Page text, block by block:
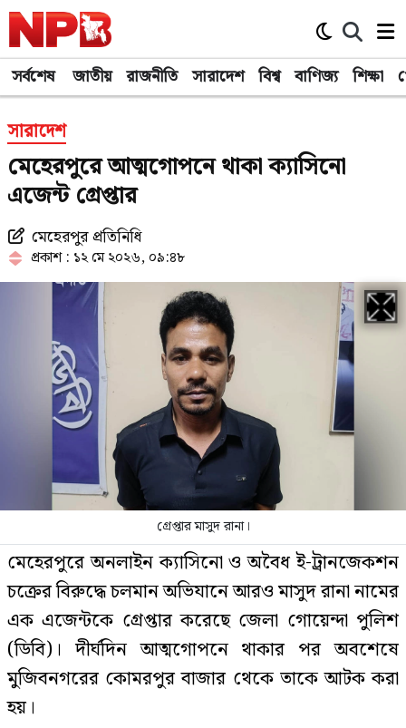
সর্বশেষ জাতীয় রাজনীতি সারাদেশ বিশ্ব বাণিজ্য শিক্ষা
সারাদেশ
মেহেরপুরে আত্মগোপনে থাকা ক্যাসিনো
এজেন্ট গ্রেপ্তার
মেহেরপুর প্রতিনিধি
প্রকাশ : ১২ মে ২০২৬, ০৯:৪৮
গ্রেপ্তার মাসুদ রানা।
মেহেরপুরে অনলাইন ক্যাসিনো ও অবৈধ ই-ট্রানজেকশন
চক্রের বিরুদ্ধে চলমান অভিযানে আরও মাসুদ রানা নামের
এক এজেন্টকে গ্রেপ্তার করেছে জেলা গোয়েন্দা পুলিশ
(ডিবি)। দীর্ঘদিন আত্মগোপনে থাকার পর অবশেষে
মুজিবনগরের কোমরপুর বাজার থেকে তাকে আটক করা
হয়।